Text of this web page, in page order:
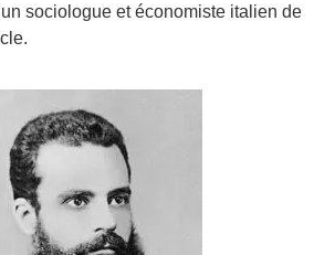
sociologue et économiste italien de